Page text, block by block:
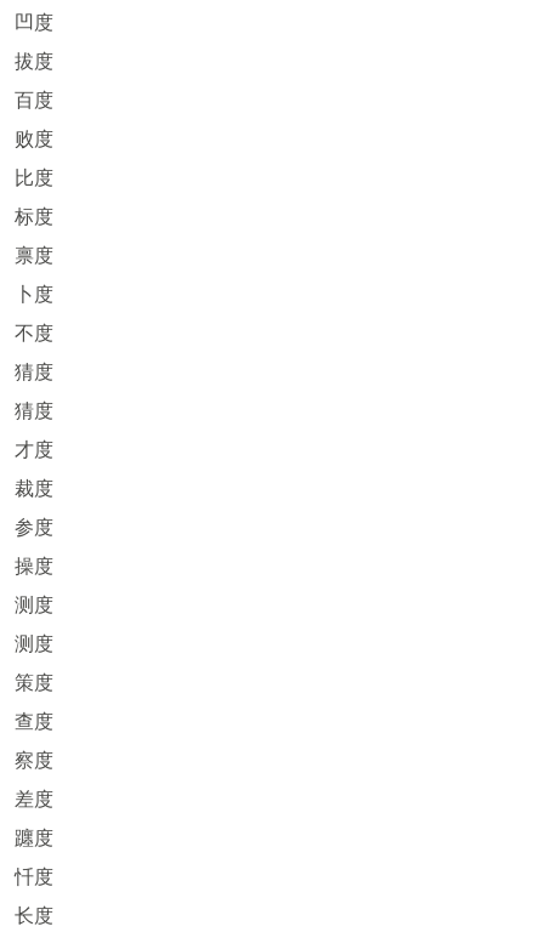
凹度
拔度
百度
败度
比度
标度
禀度
卜度
不度
猜度
猜度
才度
裁度
参度
操度
测度
测度
策度
查度
察度
差度
躔度
忏度
长度